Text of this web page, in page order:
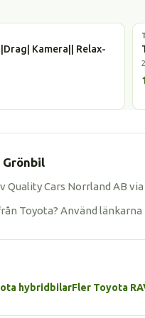
Kamera|| Relax-
Grönbil
Quality Cars Norrland AB
Toyota? Använd
hybridbilarFler Toyota